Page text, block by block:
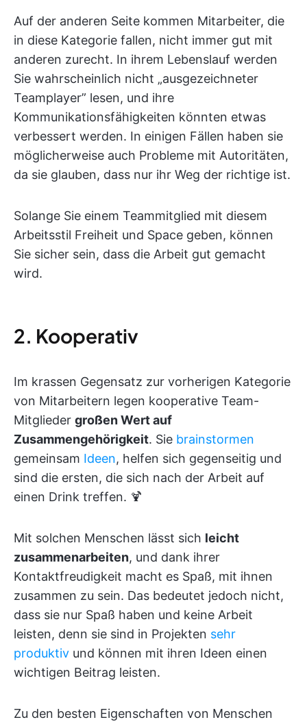
Auf der anderen Seite kommen Mitarbeiter, die
in diese Kategorie fallen, nicht immer gut mit
anderen zurecht. In ihrem Lebenslauf werden
Sie wahrscheinlich nicht „ausgezeichneter
Teamplayer” lesen, und ihre
Kommunikationsfähigkeiten könnten etwas
verbessert werden. In einigen Fällen haben sie
möglicherweise auch Probleme mit Autoritäten,
da sie glauben, dass nur ihr Weg der richtige ist.
Solange Sie einem Teammitglied mit diesem
Arbeitsstil Freiheit und Space geben, können
Sie sicher sein, dass die Arbeit gut gemacht
wird.
2. Kooperativ
Im krassen Gegensatz zur vorherigen Kategorie
von Mitarbeitern legen kooperative Team-
Mitglieder großen Wert auf
Zusammengehörigkeit. Sie brainstormen
gemeinsam Ideen, helfen sich gegenseitig und
sind die ersten, die sich nach der Arbeit auf
einen Drink treffen. 🍹
Mit solchen Menschen lässt sich leicht
zusammenarbeiten, und dank ihrer
Kontaktfreudigkeit macht es Spaß, mit ihnen
zusammen zu sein. Das bedeutet jedoch nicht,
dass sie nur Spaß haben und keine Arbeit
leisten, denn sie sind in Projekten sehr
produktiv und können mit ihren Ideen einen
wichtigen Beitrag leisten.
Zu den besten Eigenschaften von Menschen